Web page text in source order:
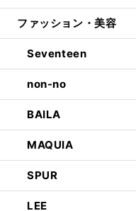
ファッション・美容
Seventeen
non-no
BAILA
MAQUIA
SPUR
LEE